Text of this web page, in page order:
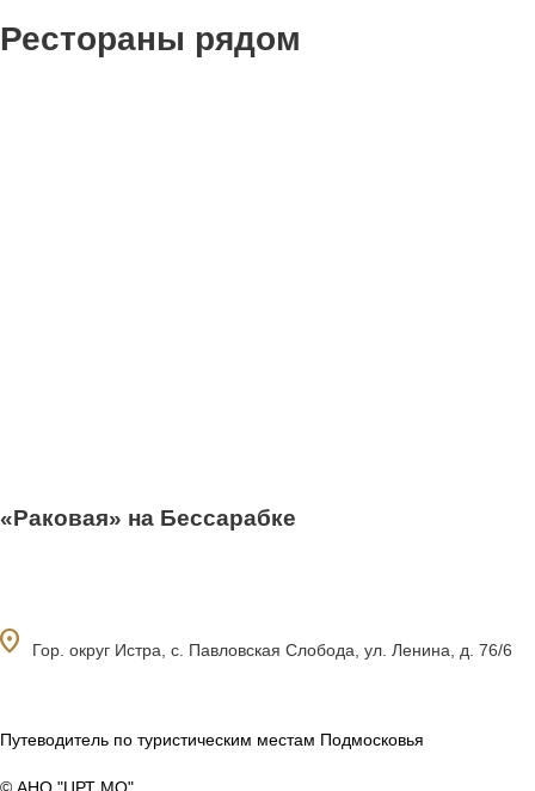
Рестораны рядом
«Раковая» на Бессарабке
Гор. округ Истра, с. Павловская Слобода, ул. Ленина, д. 76/6
Путеводитель по туристическим местам Подмосковья
© АНО "ЦРТ МО"